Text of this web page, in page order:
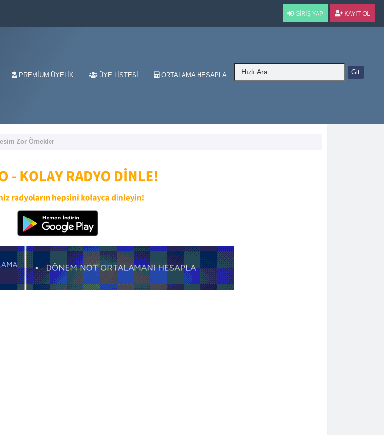
GIRIŞ YAP KAYIT OL
PREMIUM ÜYELIK ÜYE LISTESI ORTALAMA HESAPLA
Zor Örnekler